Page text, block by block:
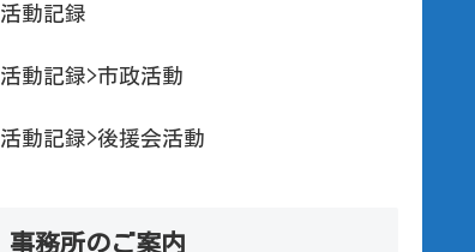
活動記録
活動記録>市政活動
活動記録>後援会活動
事務所のご案内